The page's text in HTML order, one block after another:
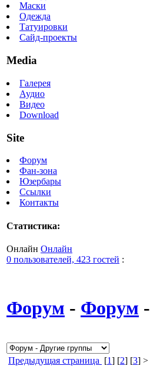
Маски
Одежда
Татуировки
Сайд-проекты
Media
Галерея
Аудио
Видео
Download
Site
Форум
Фан-зона
Юзербары
Ссылки
Контакты
Статистика:
Онлайн Онлайн
0 пользователей, 423 гостей :
Форум - Форум -
Предыдущая страница [1] [2] [3] >